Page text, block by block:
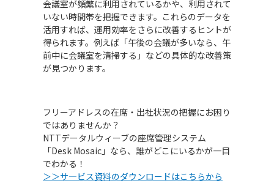
会議室が頻繁に利用されているかや、利用されて
いない時間帯を把握できます。これらのデータを
活用すれば、運用効率をさらに改善するヒントが
得られます。例えば「午後の会議が多いなら、午
前中に会議室を清掃する」などの具体的な改善策
が見つかります。
フリーアドレスの在席・出社状況の把握にお困り
ではありませんか？
NTTデータルウィーブの座席管理システム
「Desk Mosaic」なら、誰がどこにいるかが一目
でわかる！
＞＞サ―ビス資料のダウンロードはこちらから